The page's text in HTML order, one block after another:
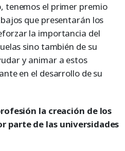
tenemos el primer premio
que presentarán los
la importancia del
sino también de su
y animar a estos
en el desarrollo de su
la creación de los
parte de las universidades